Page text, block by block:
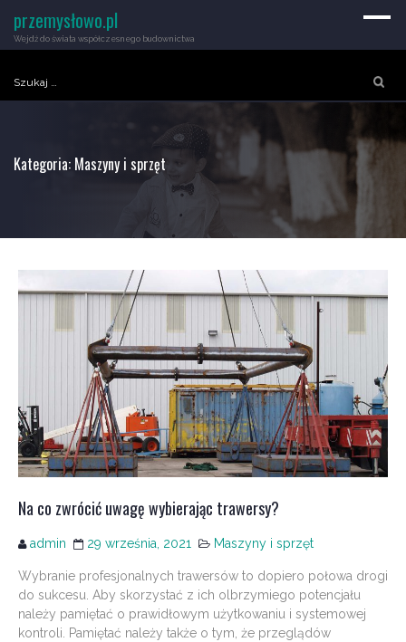
Szukaj:
przemysłowo.pl
Wejdź do świata współczesnego budownictwa
Kategoria: Maszyny i sprzęt
Na co zwrócić uwagę wybierając trawersy?
admin 29 września, 2021 Maszyny i sprzęt
Wybranie profesjonalnych trawersów to dopiero połowa drogi
do sukcesu. Aby skorzystać z ich olbrzymiego potencjału
należy pamiętać o prawidłowym użytkowaniu i systemowej
kontroli. Pamiętać należy także o tym, że przeglądów